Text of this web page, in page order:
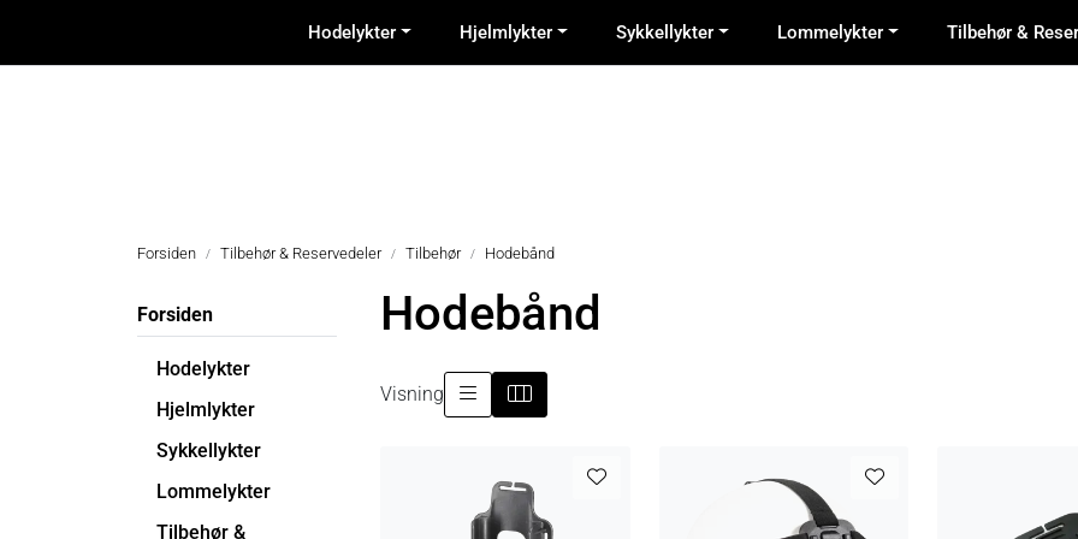
Hodelykter Hjelmlykter Sykkellykter Lommelykter Tilbehør &
Forsiden Tilbehør & Reservedeler Tilbehør Hodebånd
Forsiden
Hodelykter
Hjelmlykter
Sykkellykter
Lommelykter
Tilbehør &
Hodebånd
Visning